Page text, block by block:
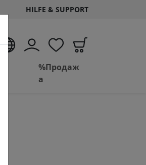
HILFE & SUPPORT
%Продаж
а